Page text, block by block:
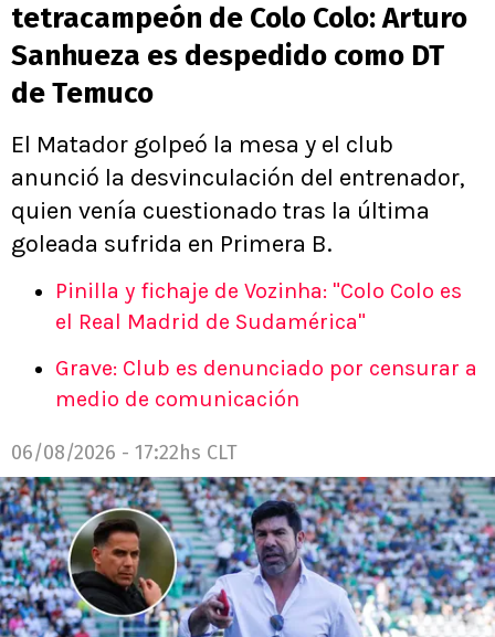
tetracampeón de Colo Colo: Arturo
Sanhueza es despedido como DT
de Temuco
El Matador golpeó la mesa y el club
anunció la desvinculación del entrenador,
quien venía cuestionado tras la última
goleada sufrida en Primera B.
Pinilla y fichaje de Vozinha: "Colo Colo es
el Real Madrid de Sudamérica"
Grave: Club es denunciado por censurar a
medio de comunicación
06/08/2026 - 17:22hs CLT